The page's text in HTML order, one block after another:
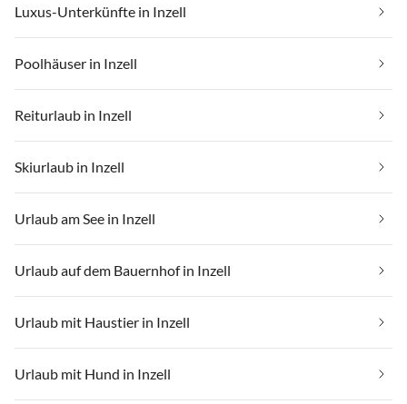
Luxus-Unterkünfte in Inzell
Poolhäuser in Inzell
Reiturlaub in Inzell
Skiurlaub in Inzell
Urlaub am See in Inzell
Urlaub auf dem Bauernhof in Inzell
Urlaub mit Haustier in Inzell
Urlaub mit Hund in Inzell